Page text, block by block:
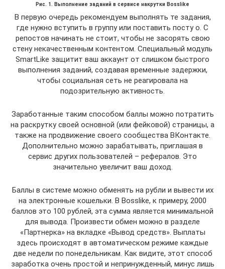
Рис. 1. Выполнение заданий в сервисе накрутки Bosslike
В первую очередь рекомендуем выполнять те задания,
где нужно вступить в группу или поставить посту о. С
репостов начинать не стоит, чтобы не засорять свою
стену некачественным контентом. Специальный модуль
SmartLike защитит ваш аккаунт от слишком быстрого
выполнения заданий, создавая временные задержки,
чтобы социальная сеть не реагировала на
подозрительную активность.
Заработанные таким способом баллы можно потратить
на раскрутку своей основной (или фейковой) страницы, а
также на продвижение своего сообщества ВКонтакте.
Дополнительно можно зарабатывать, приглашая в
сервис других пользователей – рефералов. Это
значительно увеличит ваш доход.
Баллы в системе можно обменять на рубли и вывести их
на электронные кошельки. В Bosslike, к примеру, 2000
баллов это 100 рублей, эта сумма является минимальной
для вывода. Произвести обмен можно в разделе
«Партнерка» на вкладке «Вывод средств». Выплаты
здесь происходят в автоматическом режиме каждые
две недели по понедельникам. Как видите, этот способ
заработка очень простой и непринужденный, минус лишь